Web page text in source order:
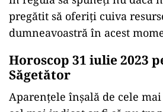
pregătit să oferiți cuiva
dumneavoastră în acest
Horoscop 31 iulie 2023
Săgetător
Aparenţele înşală de cele